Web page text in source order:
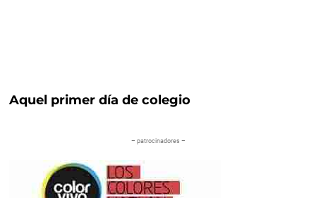
Aquel primer día de colegio
– patrocinadores –